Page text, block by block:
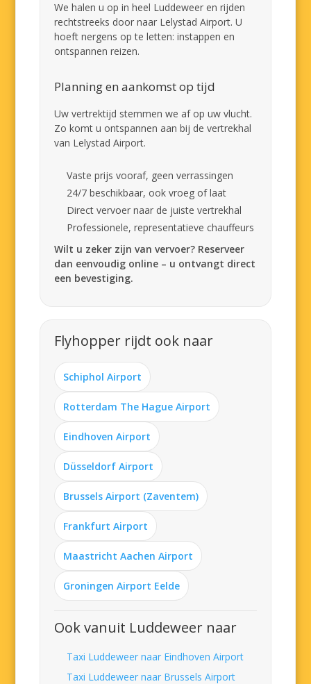
We halen u op in heel Luddeweer en rijden
rechtstreeks door naar Lelystad Airport. U
hoeft nergens op te letten: instappen en
ontspannen reizen.
Planning en aankomst op tijd
Uw vertrektijd stemmen we af op uw vlucht.
Zo komt u ontspannen aan bij de vertrekhal
van Lelystad Airport.
Vaste prijs vooraf, geen verrassingen
24/7 beschikbaar, ook vroeg of laat
Direct vervoer naar de juiste vertrekhal
Professionele, representatieve chauffeurs
Wilt u zeker zijn van vervoer? Reserveer
dan eenvoudig online – u ontvangt direct
een bevestiging.
Flyhopper rijdt ook naar
Schiphol Airport
Rotterdam The Hague Airport
Eindhoven Airport
Düsseldorf Airport
Brussels Airport (Zaventem)
Frankfurt Airport
Maastricht Aachen Airport
Groningen Airport Eelde
Ook vanuit Luddeweer naar
Taxi Luddeweer naar Eindhoven Airport
Taxi Luddeweer naar Brussels Airport